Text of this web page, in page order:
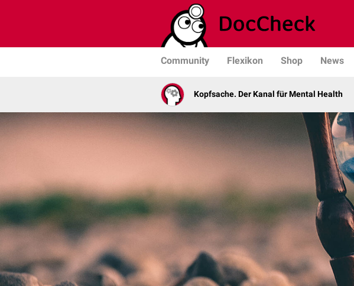
Community Flexikon Shop News
Kopfsache. Der Kanal für Mental Health